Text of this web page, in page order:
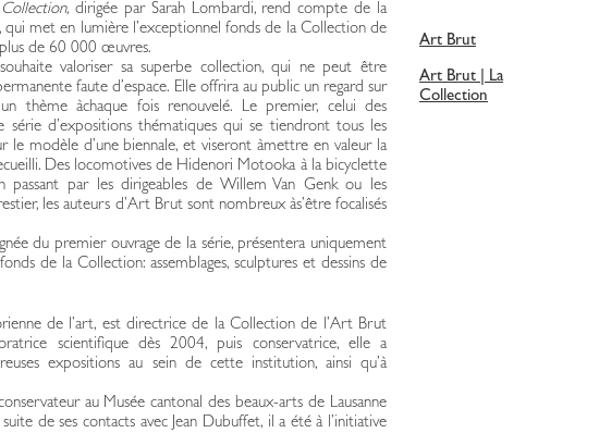
dirigée par Sarah Lombardi, rend compte de la
qui met en lumière l’exceptionnel fonds de la Collection de
de 60 000 œuvres.
valoriser sa superbe collection, qui ne peut être
faute d’espace. Elle offrira au public un regard sur
thème àchaque fois renouvelé. Le premier, celui des
série d’expositions thématiques qui se tiendront tous les
le modèle d’une biennale, et viseront àmettre en valeur la
Des locomotives de Hidenori Motooka à la bicyclette
passant par les dirigeables de Willem Van Genk ou les
les auteurs d’Art Brut sont nombreux às’être focalisés
du premier ouvrage de la série, présentera uniquement
de la Collection: assemblages, sculptures et dessins de
de l’art, est directrice de la Collection de l’Art Brut
scientifique dès 2004, puis conservatrice, elle a
expositions au sein de cette institution, ainsi qu’à
au Musée cantonal des beaux-arts de Lausanne
de ses contacts avec Jean Dubuffet, il a été à l’initiative
Art Brut
Art Brut | La
Collection